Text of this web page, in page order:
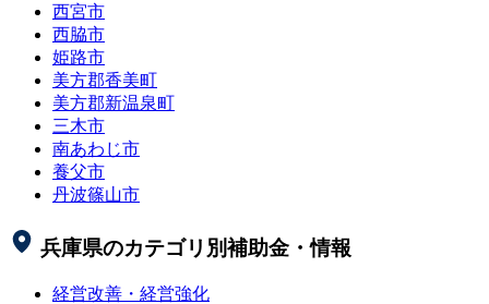
西宮市
西脇市
姫路市
美方郡香美町
美方郡新温泉町
三木市
南あわじ市
養父市
丹波篠山市
兵庫県のカテゴリ別補助金・情報
経営改善・経営強化